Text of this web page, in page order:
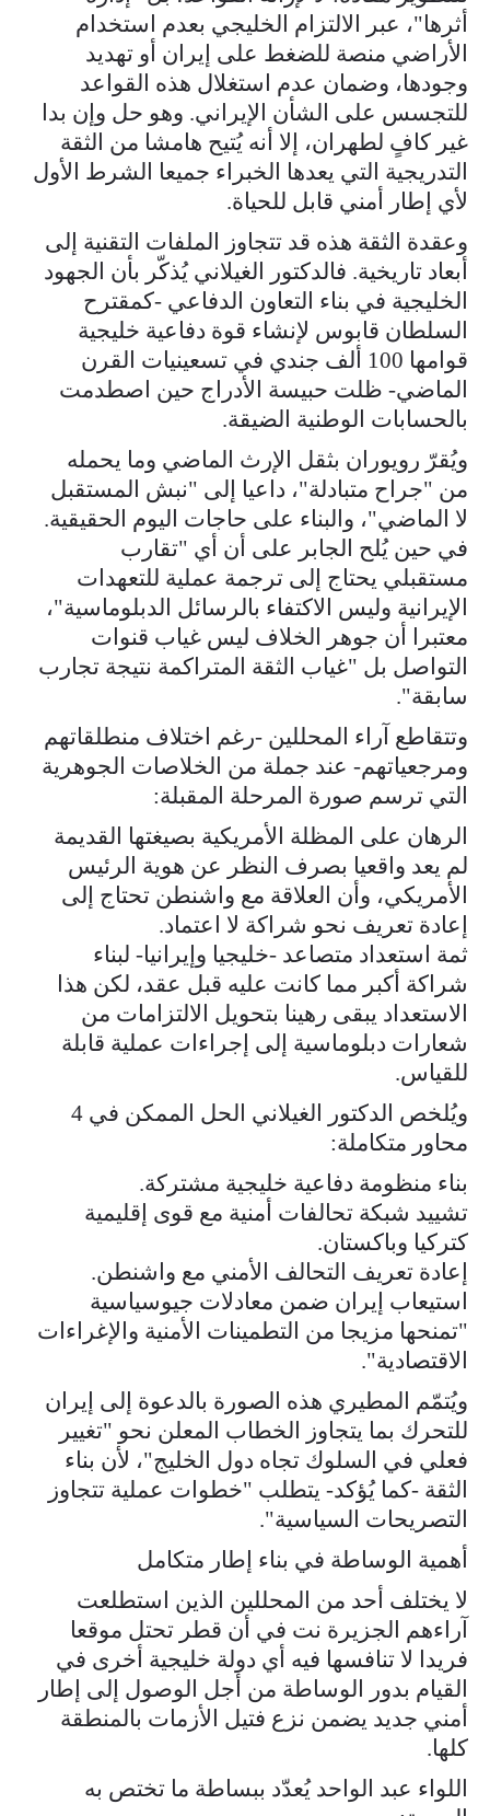
أثرها"، عبر الالتزام الخليجي بعدم استخدام
الأراضي منصة للضغط على إيران أو تهديد
وجودها، وضمان عدم استغلال هذه القواعد
للتجسس على الشأن الإيراني. وهو حل وإن بدا
غير كافٍ لطهران، إلا أنه يُتيح هامشا من الثقة
التدريجية التي يعدها الخبراء جميعا الشرط الأول
لأي إطار أمني قابل للحياة.
وعقدة الثقة هذه قد تتجاوز الملفات التقنية إلى
أبعاد تاريخية. فالدكتور الغيلاني يُذكّر بأن الجهود
الخليجية في بناء التعاون الدفاعي -كمقترح
السلطان قابوس لإنشاء قوة دفاعية خليجية
قوامها 100 ألف جندي في تسعينيات القرن
الماضي- ظلت حبيسة الأدراج حين اصطدمت
بالحسابات الوطنية الضيقة.
ويُقرّ رويوران بثقل الإرث الماضي وما يحمله
من "جراح متبادلة"، داعيا إلى "نبش المستقبل
لا الماضي"، والبناء على حاجات اليوم الحقيقية.
في حين يُلح الجابر على أن أي "تقارب
مستقبلي يحتاج إلى ترجمة عملية للتعهدات
الإيرانية وليس الاكتفاء بالرسائل الدبلوماسية"،
معتبرا أن جوهر الخلاف ليس غياب قنوات
التواصل بل "غياب الثقة المتراكمة نتيجة تجارب
سابقة".
وتتقاطع آراء المحللين -رغم اختلاف منطلقاتهم
ومرجعياتهم- عند جملة من الخلاصات الجوهرية
التي ترسم صورة المرحلة المقبلة:
الرهان على المظلة الأمريكية بصيغتها القديمة
لم يعد واقعيا بصرف النظر عن هوية الرئيس
الأمريكي، وأن العلاقة مع واشنطن تحتاج إلى
إعادة تعريف نحو شراكة لا اعتماد.
ثمة استعداد متصاعد -خليجيا وإيرانيا- لبناء
شراكة أكبر مما كانت عليه قبل عقد، لكن هذا
الاستعداد يبقى رهينا بتحويل الالتزامات من
شعارات دبلوماسية إلى إجراءات عملية قابلة
للقياس.
ويُلخص الدكتور الغيلاني الحل الممكن في 4
محاور متكاملة:
بناء منظومة دفاعية خليجية مشتركة.
تشييد شبكة تحالفات أمنية مع قوى إقليمية
كتركيا وباكستان.
إعادة تعريف التحالف الأمني مع واشنطن.
استيعاب إيران ضمن معادلات جيوسياسية
"تمنحها مزيجا من التطمينات الأمنية والإغراءات
الاقتصادية".
ويُتمّم المطيري هذه الصورة بالدعوة إلى إيران
للتحرك بما يتجاوز الخطاب المعلن نحو "تغيير
فعلي في السلوك تجاه دول الخليج"، لأن بناء
الثقة -كما يُؤكد- يتطلب "خطوات عملية تتجاوز
التصريحات السياسية".
أهمية الوساطة في بناء إطار متكامل
لا يختلف أحد من المحللين الذين استطلعت
آراءهم الجزيرة نت في أن قطر تحتل موقعا
فريدا لا تنافسها فيه أي دولة خليجية أخرى في
القيام بدور الوساطة من أجل الوصول إلى إطار
أمني جديد يضمن نزع فتيل الأزمات بالمنطقة
كلها.
اللواء عبد الواحد يُعدّد ببساطة ما تختص به